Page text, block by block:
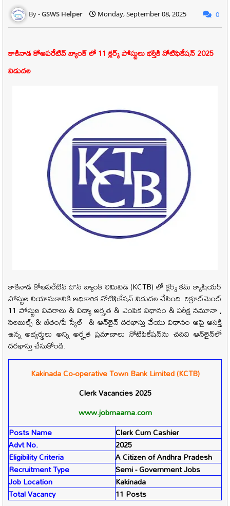
GSWS Helper Monday, September 08, 2025 0
కాకినాడ కోఆపరేటివ్ బ్యాంక్లో 11 క్లర్క్పోస్టులు భర్తీకి నోటిఫికేషన్ 2025
విడుదల
కాకినాడ కోఆపరేటివ్ టౌన్ బ్యాంక్ లిమిటెడ్ (KCTB) లో క్లర్క్ కమ్ క్యాషియర్
పోస్టుల నియామకానికి అధికారిక నోటిఫికేషన్ విడుదల చేసింది. రిక్రూట్‌మెంట్
11 పోస్టుల వివరాలు & విద్యా అర్హత & ఎంపిక విధానం & పరీక్ష నమూనా ,
సిలబుల్స్ & జీతం/పే స్కేల్ & ఆన్‌లైన్ దరఖాస్తు చేయు విధానం ఆపై ఆసక్తి
ఉన్న అభ్యర్థులు అన్ని అర్హత ప్రమాణాలు నోటిఫికేషన్‌ను చదివి ఆన్‌లైన్‌లో
దరఖాస్తు చేసుకోండి.
Kakinada Co-operative Town Bank Limited (KCTB)
ClerkVacancies 2025
www.jobmaama.com
Posts Name
Clerk Cum Cashier
Advt No.
2025
Eligibility Criteria
A Citizen of Andhra Pradesh
Recruitment Type
Semi - Government Jobs
Job Location
Kakinada
Total Vacancy
11 Posts